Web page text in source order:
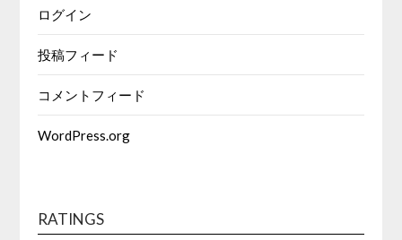
ログイン
投稿フィード
コメントフィード
WordPress.org
RATINGS